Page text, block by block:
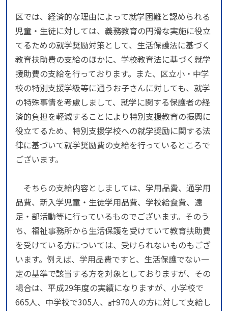
区では、経済的な理由によって就学困難と認められる
児童・生徒に対しては、義務教育の円滑な実施に役立
てるための就学奨励対策として、生活保護法に基づく
教育扶助費の支給のほかに、学校教育法に基づく就学
援助費の支給を行っております。また、区立小・中学
校の特別支援学級等に通うお子さんに対しても、就学
の特殊事情を考慮しまして、就学に関する保護者の経
済的負担を軽減することにより特別支援教育の振興に
役立てるため、特別支援学校への就学奨励に関する法
律に基づいて就学奨励費の支給を行っているところで
ございます。
そちらの支給内容としましては、学用品費、通学用
品費、新入学児童・生徒学用品費、学校給食費、遠
足・部活動等に行っているものでございます。そのう
ち、福祉事務所から生活保護を受けていて教育扶助費
を受けている方については、受けられないものもござ
います。例えば、学用品費ですと、生活保護でない一
定の基準で該当する方を対象としておりますが、その
場合は、平成29年度の実績になりますが、小学校で
665人、中学校で305人、計970人の方に対して支給し